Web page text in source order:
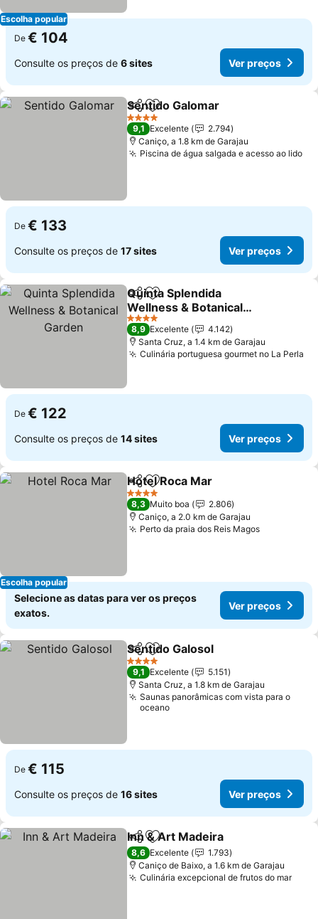
Escolha popular
De € 104
Consulte os preços de 6 sites Ver preços
PartilharAdicionar aos favoritos
Sentido Galomar
4 Estrelas
9,1 Excelente
2.794
Caniço, a 1.8 km de Garajau
Piscina de água salgada e acesso ao lido
De € 133
Consulte os preços de 17 sites Ver preços
PartilharAdicionar aos favoritos
Quinta Splendida
Wellness & Botanical
Garden
Ver preços
4 Estrelas
8,9 Excelente
4.142
Santa Cruz, a 1.4 km de Garajau
Culinária portuguesa gourmet no La Perla
De € 122
Consulte os preços de 14 sites Ver preços
Escolha popular
PartilharAdicionar aos favoritos
Hotel Roca Mar
4 Estrelas
8,3 Muito boa
2.806
Caniço, a 2.0 km de Garajau
Perto da praia dos Reis MagosVer preços
Selecione as datas para ver os preços
exatos.
Ver preços
PartilharAdicionar aos favoritos
Sentido Galosol
4 Estrelas
9,1 Excelente
5.151
Santa Cruz, a 1.8 km de Garajau
Saunas panorâmicas com vista para o
oceano
De € 115
Consulte os preços de 16 sites Ver preços
PartilharAdicionar aos favoritos
Inn & Art Madeira
8,6 Excelente
1.793
Caniço de Baixo, a 1.6 km de Garajau
Culinária excepcional de frutos do marVer